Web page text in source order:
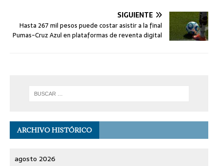
SIGUIENTE
Hasta 267 mil pesos puede costar asistir a la final
Pumas-Cruz Azul en plataformas de reventa digital
ARCHIVO HISTÓRICO
agosto 2026